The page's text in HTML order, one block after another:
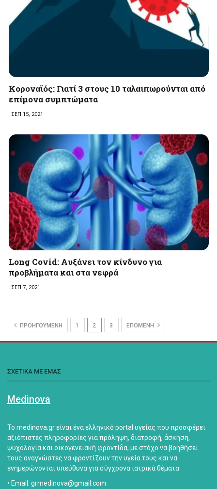
Κοροναϊός: Γιατί 3 στους 10 ταλαιπωρούνται από
επίμονα συμπτώματα
ΣΕΠ 15, 2021
Long Covid: Aυξάνει τον κίνδυνο για
προβλήματα και στα νεφρά
ΣΕΠ 7, 2021
ΠΡΟΗΓΟΥΜΕΝΗ 1 2 3 ΕΠΟΜΕΝΗ
ΣΧΕΤΙΚΑ ΜΕ ΕΜΑΣ
Medinova
Το medinova.gr είναι ένα ελληνικό portal υγείας που προσφέρει
αξιόπιστες πληροφορίες για πρόληψη, διατροφή, άσκηση,
ψυχολογία και οικογενειακή φροντίδα, με στόχο να βοηθήσει
τους αναγνώστες να φροντίζουν την υγεία τους και να
ενημερώνονται υπεύθυνα για σύγχρονα ιατρικά θέματα.
• Email: grmedinova@gmail.com